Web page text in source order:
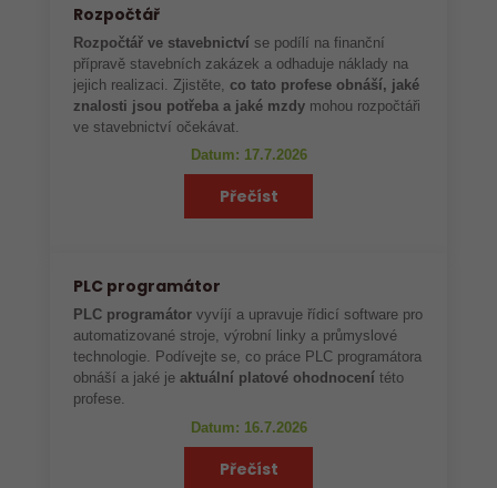
Rozpočtář
Rozpočtář ve stavebnictví se podílí na finanční
přípravě stavebních zakázek a odhaduje náklady na
jejich realizaci. Zjistěte,co tato profese obnáší, jaké
znalosti jsou potřeba a jaké mzdy mohou rozpočtáři
ve stavebnictví očekávat.
Datum: 17.7.2026
Přečíst
PLC programátor
PLC programátor vyvíjí a upravuje řídicí software pro
automatizované stroje, výrobní linky a průmyslové
technologie. Podívejte se, co práce PLC programátora
obnáší a jaké je aktuální platové ohodnocení této
profese.
Datum: 16.7.2026
Přečíst